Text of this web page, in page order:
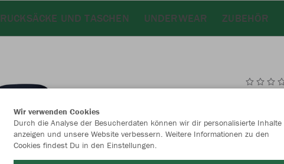
RUCKSÄCKE UND TASCHEN UNDERWEAR ZUBEHÖR
royal/marine
Wir verwenden Cookies
Durch die Analyse der Besucherdaten können wir dir personalisierte Inhalte
anzeigen und unsere Website verbessern. Weitere Informationen zu den
Cookies findest Du in den Einstellungen.